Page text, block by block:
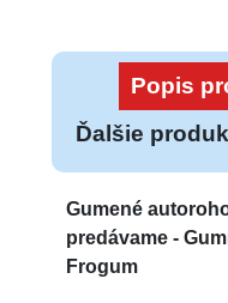
Popis
Ďalšie
Gumené
predávame -
Frogum